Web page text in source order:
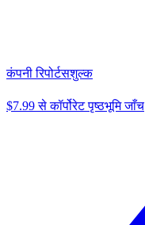
कंपनी रिपोर्टसशुल्क
$7.99 से कॉर्पोरेट पृष्ठभूमि जाँच